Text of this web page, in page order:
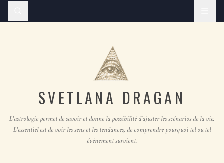
SVETLANA DRAGAN
L'astrologie permet de savoir et donne la possibilité d'ajuster les scénarios de la vie.
L'essentiel est de voir les sens et les tendances, de comprendre pourquoi tel ou tel
événement survient.